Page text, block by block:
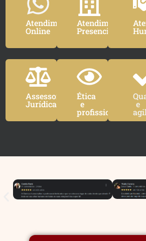
Atendimento
Online
Atendimento
Presencial
Assessoria
Jurídica
Ética
e
profissionalismo
e